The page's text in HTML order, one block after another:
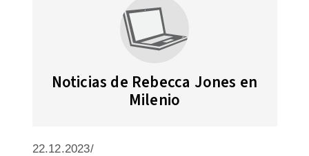
Noticias de Rebecca Jones en
Milenio
22.12.2023/